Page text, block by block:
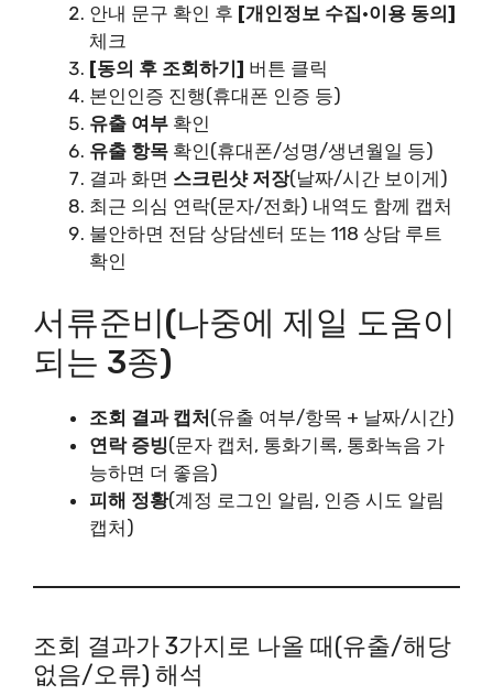
안내 문구 확인 후 [개인정보 수집·이용 동의]
체크
[동의 후 조회하기] 버튼 클릭
본인인증 진행(휴대폰 인증 등)
유출 여부 확인
유출 항목 확인(휴대폰/성명/생년월일 등)
결과 화면 스크린샷 저장(날짜/시간 보이게)
최근 의심 연락(문자/전화) 내역도 함께 캡처
불안하면 전담 상담센터 또는 118 상담 루트
확인
서류준비(나중에 제일 도움이
되는 3종)
조회 결과 캡처 (유출 여부/항목 + 날짜/시간)
연락 증빙(문자 캡처, 통화기록, 통화녹음 가
능하면 더 좋음)
피해 정황(계정 로그인 알림, 인증 시도 알림
캡처)
조회 결과가 3가지로 나올 때(유출/해당
없음/오류) 해석